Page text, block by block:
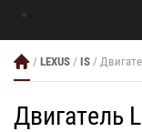
/ LEXUS / IS /
Двигатель